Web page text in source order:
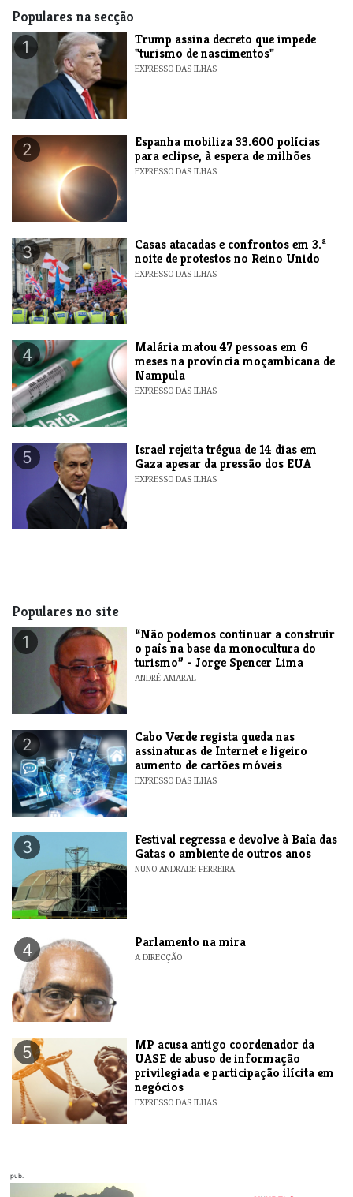
Populares na secção
1
Trump assina decreto que impede
"turismo de nascimentos"
EXPRESSO DAS ILHAS
2
Espanha mobiliza 33.600 polícias
para eclipse, à espera de milhões
EXPRESSO DAS ILHAS
3
Casas atacadas e confrontos em 3.ª
noite de protestos no Reino Unido
EXPRESSO DAS ILHAS
4
​Malária matou 47 pessoas em 6
meses na província moçambicana de
Nampula
EXPRESSO DAS ILHAS
5
​Israel rejeita trégua de 14 dias em
Gaza apesar da pressão dos EUA
EXPRESSO DAS ILHAS
Populares no site
1
“Não podemos continuar a construir
o país na base da monocultura do
turismo” - Jorge Spencer Lima
ANDRÉ AMARAL
2
Cabo Verde regista queda nas
assinaturas de Internet e ligeiro
aumento de cartões móveis
EXPRESSO DAS ILHAS
3
Festival regressa e devolve à Baía das
Gatas o ambiente de outros anos
NUNO ANDRADE FERREIRA
4 Parlamento na mira
A DIRECÇÃO
5
MP acusa antigo coordenador da
UASE de abuso de informação
privilegiada e participação ilícita em
negócios
EXPRESSO DAS ILHAS
pub.